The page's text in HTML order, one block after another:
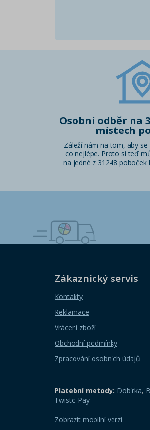
Osobní odběr na
místech
Záleží nám na tom, aby
co nejlépe. Proto si teď
na jedné z 31248 poboček
Zákaznický servis
Kontakty
Reklamace
Vrácení zboží
Obchodní podmínky
Zpracování osobních údajů
Platební metody: Dobírka,
Twisto Pay
Zobrazit mobilní verzi